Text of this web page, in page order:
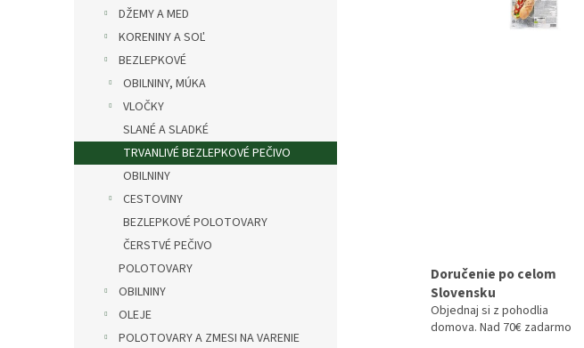
DŽEMY A MED
KORENINY A SOĽ
BEZLEPKOVÉ
OBILNINY, MÚKA
VLOČKY
SLANÉ A SLADKÉ
TRVANLIVÉ BEZLEPKOVÉ PEČIVO
OBILNINY
CESTOVINY
BEZLEPKOVÉ POLOTOVARY
ČERSTVÉ PEČIVO
POLOTOVARY
OBILNINY
OLEJE
POLOTOVARY A ZMESI NA VARENIE
Doručenie po celom
Slovensku
Objednaj si z pohodlia
domova. Nad 70€ zadarmo